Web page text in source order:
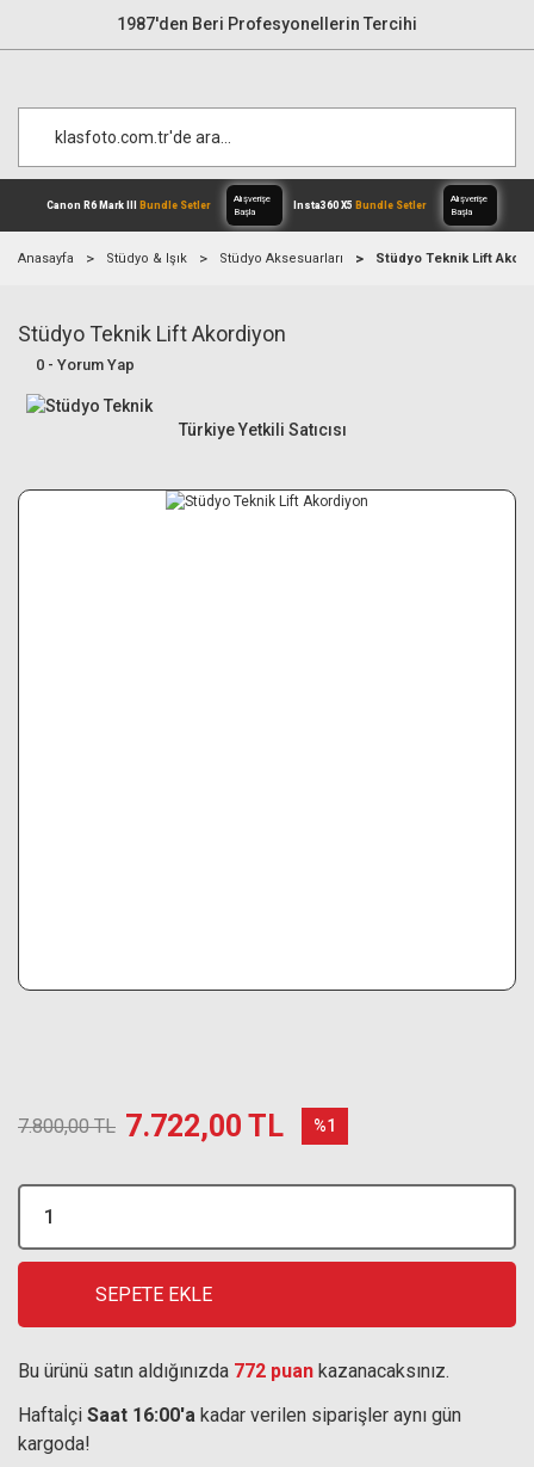
1987'den Beri Profesyonellerin Tercihi
Canon R6 Mark III Bundle Setler
Anasayfa Stüdyo & Işık Stüdyo Aksesuarları Stüdyo Teknik Lift
Stüdyo Teknik Lift Akordiyon
0 - Yorum Yap
Türkiye Yetkili Satıcısı
7.800,00 TL 7.722,00 TL %1
SEPETE EKLE
Bu ürünü satın aldığınızda 772 puan kazanacaksınız.
Haftaİçi Saat 16:00'a kadar verilen siparişler aynı gün
kargoda!